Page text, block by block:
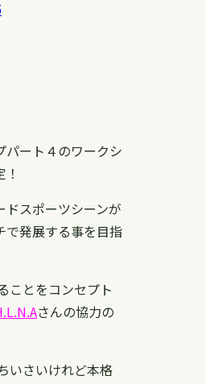
パート４のワークシ
ドスポーツシーンが
で発展する事を目指
ことをコンセプト
さんの協力の
いさいけれど本格